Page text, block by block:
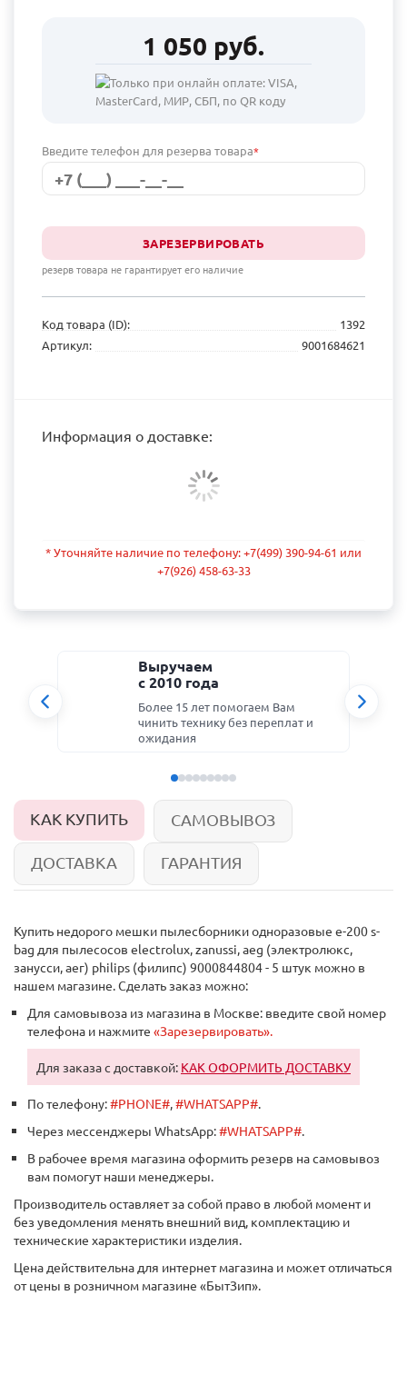
Код товара (ID):
1392
Артикул:
9001684621
1 050 руб.
Введите телефон для резерва товара*
ЗАРЕЗЕРВИРОВАТЬ
резерв товара не гарантирует его наличие
Информация о доставке:
* Уточняйте наличие по телефону: +7(499) 390-94-61 или
+7(926) 458-63-33
Выручаем
с 2010 года
Более 15 лет помогаем Вам
чинить технику без переплат и
ожидания
КАК КУПИТЬ САМОВЫВОЗ
ДОСТАВКА ГАРАНТИЯ
Купить недорого мешки пылесборники одноразовые e-200 s-
bag для пылесосов electrolux, zanussi, aeg (электролюкс,
занусси, аег) philips (филипс) 9000844804 - 5 штук можно в
нашем магазине. Сделать заказ можно:
Для самовывоза из магазина в Москве: введите свой номер
телефона и нажмите «Зарезервировать».
Для заказа с доставкой: КАК ОФОРМИТЬ ДОСТАВКУ
По телефону:#PHONE#,#WHATSAPP#.
Через мессенджеры WhatsApp:#WHATSAPP#.
В рабочее время магазина оформить резерв на самовывоз
вам помогут наши менеджеры.
Производитель оставляет за собой право в любой момент и
без уведомления менять внешний вид, комплектацию и
технические характеристики изделия.
Цена действительна для интернет магазина и может отличаться
от цены в розничном магазине «БытЗип».